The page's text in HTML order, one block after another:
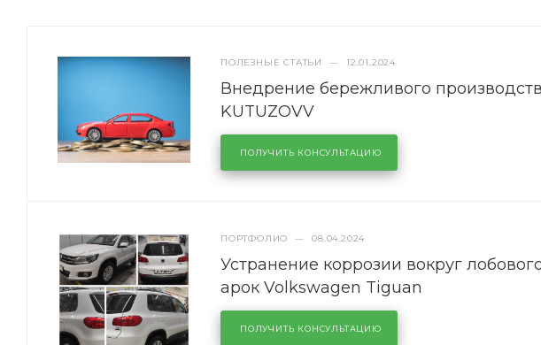
ПОЛЕЗНЫЕ СТАТЬИ — 12.01.2024
Внедрение бережливого
KUTUZOVV
ПОЛУЧИТЬ КОНСУЛЬТАЦИЮ
ПОРТФОЛИО — 08.04.2024
Устранение коррозии вокруг
арок Volkswagen Tiguan
ПОЛУЧИТЬ КОНСУЛЬТАЦИЮ